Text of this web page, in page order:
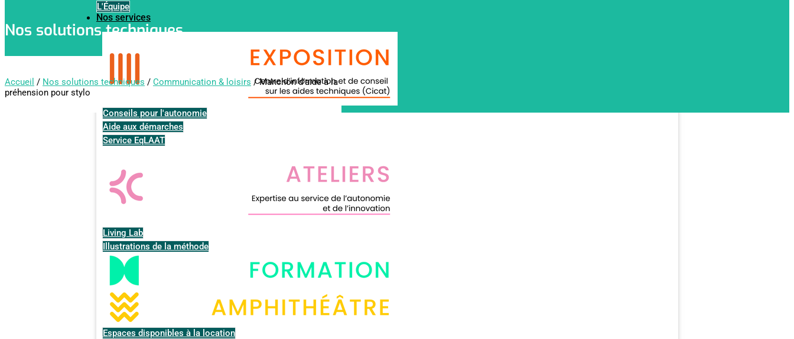
L'Équipe
Nos services
Conseils pour l'autonomie
Aide aux démarches
Service EqLAAT
Living Lab
Illustrations de la méthode
Espaces disponibles à la location
Nos solutions techniques
Accueil / Nos solutions techniques / Communication & loisirs / Manchon d’aide à la
préhension pour stylo